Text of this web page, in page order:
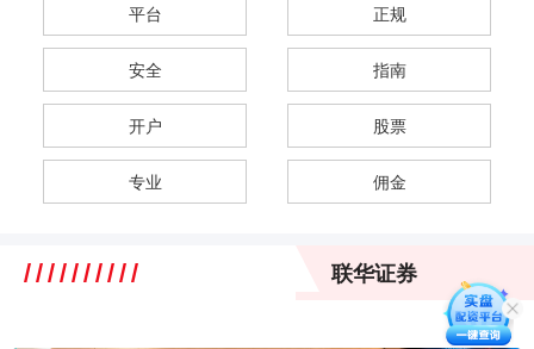
平台 正规
安全 指南
开户 股票
专业 佣金
联华证券